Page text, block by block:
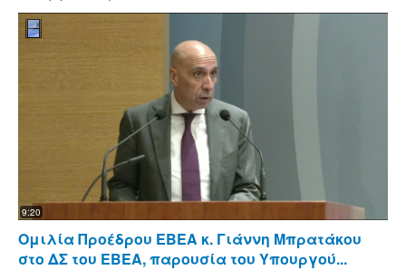
9:20
Ομιλία Προέδρου ΕΒΕΑ κ. Γιάννη Μπρατάκου
στο ΔΣ του ΕΒΕΑ, παρουσία του Υπουργού...